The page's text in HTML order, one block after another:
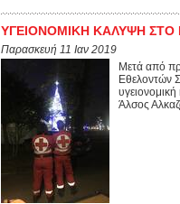
ΥΓΕΙΟΝΟΜΙΚΗ ΚΑΛΥΨΗ
Παρασκευή 11 Ιαν 2019
Μετά από
Εθελοντών
Άλσος